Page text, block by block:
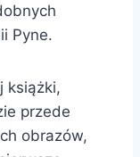
Pyne.
książki,
przede
obrazów,